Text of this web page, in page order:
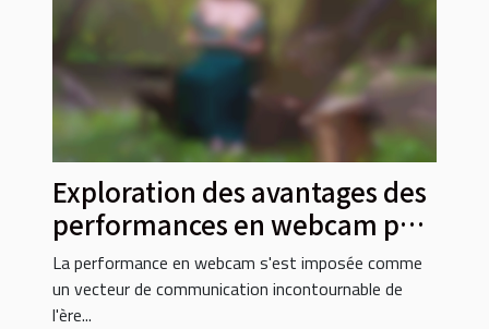
Exploration des avantages des
performances en webcam par
des françaises
La performance en webcam s'est imposée comme
un vecteur de communication incontournable de
l'ère...